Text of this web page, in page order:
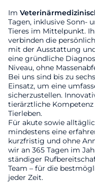
Im
Tagen, inklusive Sonn-
Tieres im Mittelpunkt.
verbinden die
mit der Ausstattung
eine gründliche
Niveau, ohne
Bei uns sind bis zu
Einsatz, um eine
sicherzustellen.
tierärztliche
Tierleben.
Für akute sowie
mindestens eine
kurzfristig und ohne
wir an 365 Tagen im
ständiger
Team – für die
jeder Zeit.